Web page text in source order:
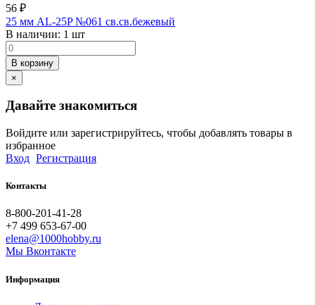
56 ₽
25 мм AL-25P №061 св.св.бежевый
В наличии: 1 шт
В корзину
×
Давайте знакомиться
Войдите или зарегистрируйтесь, чтобы добавлять товары в
избранное
Вход Регистрация
Контакты
8-800-201-41-28
+7 499 653-67-00
elena@1000hobby.ru
Мы Вконтакте
Информация